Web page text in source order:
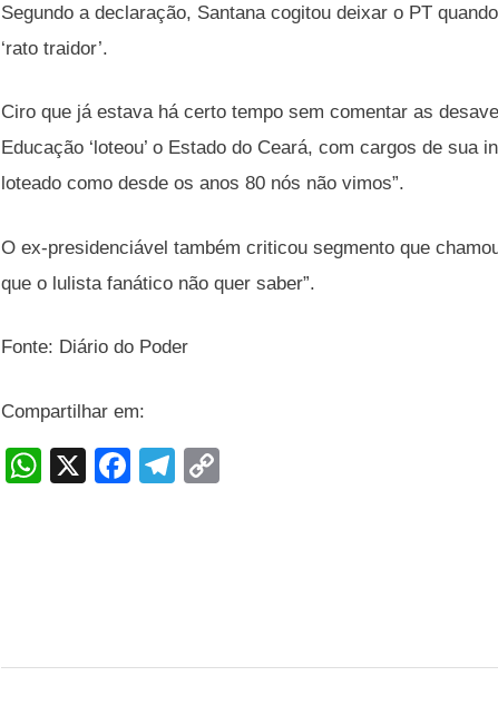
Segundo a declaração, Santana cogitou deixar o PT
‘rato traidor’.
Ciro que já estava há certo tempo sem comentar as
Educação ‘loteou’ o Estado do Ceará, com cargos de
loteado como desde os anos 80 nós não vimos”.
O ex-presidenciável também criticou segmento que
que o lulista fanático não quer saber”.
Fonte: Diário do Poder
Compartilhar em:
W
p
X
F
o
T
k